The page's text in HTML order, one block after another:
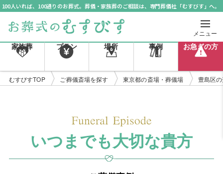
100人いれば、100通りのお葬式。葬儀・家族葬のご相談は、専門葬儀社「むすびす」へ。
メニュー
家族葬 プラン 場所 事例 お急ぎの方
むすびすTOP ご葬儀斎場を探す 東京都の斎場・葬儀場 豊島区
いつまでも大切な貴方